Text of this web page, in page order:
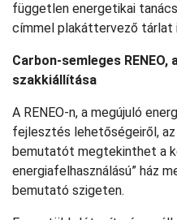
független energetikai
címmel plakáttervező tárlat
Carbon-semleges
szakkiállítása
A RENEO-n, a megújuló
fejlesztés lehetőségeiről,
bemutatót megtekinthet a
energiafelhasználású” ház
bemutató szigeten.